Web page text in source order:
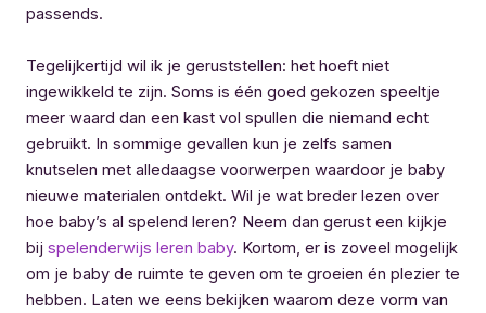
passends.
Tegelijkertijd wil ik je geruststellen: het hoeft niet
ingewikkeld te zijn. Soms is één goed gekozen speeltje
meer waard dan een kast vol spullen die niemand echt
gebruikt. In sommige gevallen kun je zelfs samen
knutselen met alledaagse voorwerpen waardoor je baby
nieuwe materialen ontdekt. Wil je wat breder lezen over
hoe baby’s al spelend leren? Neem dan gerust een kijkje
bij spelenderwijs leren baby. Kortom, er is zoveel mogelijk
om je baby de ruimte te geven om te groeien én plezier te
hebben. Laten we eens bekijken waarom deze vorm van